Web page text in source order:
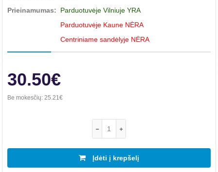
Prieinamumas:
Parduotuvėje Vilniuje YRA
Parduotuvėje Kaune NĖRA
Centriniame sandėlyje NĖRA
30.50€
Be mokesčių: 25.21€
Įdėti į krepšelį